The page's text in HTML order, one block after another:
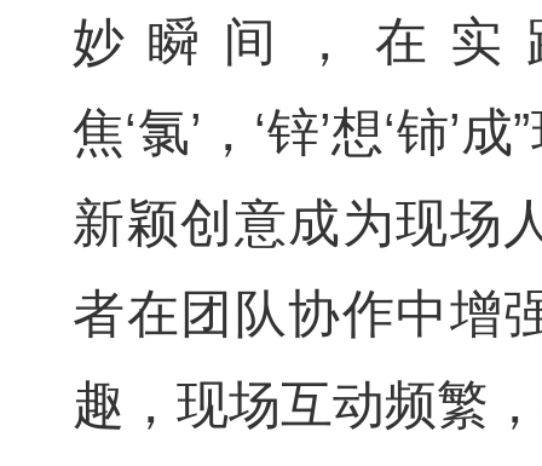
妙瞬间，在实
焦‘氯’，‘锌’想‘铈
新颖创意成为现场
者在团队协作中增
趣，现场互动频繁